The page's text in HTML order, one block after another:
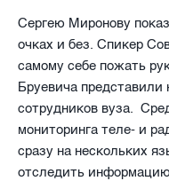
Сергею Миронову
очках и без. Спикер
самому себе пожать
Бруевича представили
сотрудников вуза.
мониторинга теле- и
сразу на нескольких
отследить